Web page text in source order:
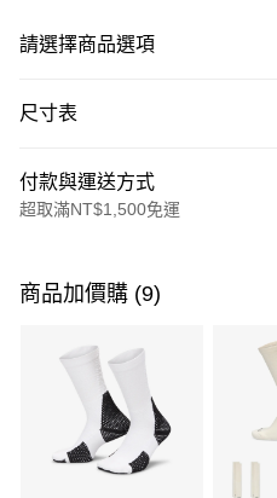
請選擇商品選項
尺寸表
付款與運送方式
超取滿NT$1,500免運
信用卡一次付款
3 期 0 利率 每期
合作金庫商業銀行
華南商業銀行
上海商業儲蓄銀行
Apple Pay
商品加價購 (9)